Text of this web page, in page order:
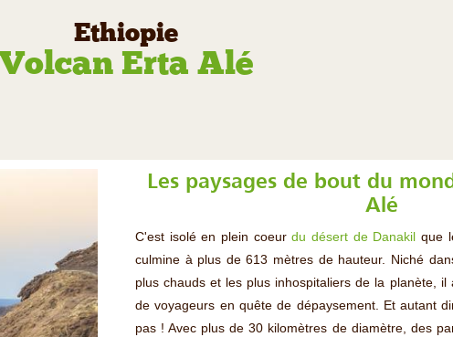
Ethiopie
Volcan Erta Alé
Les paysages de bout du
Alé
C'est isolé en plein coeurdu désert de Danakil que
culmine à plus de 613 mètres de hauteur. Niché
plus chauds et les plus inhospitaliers de la planète,
de voyageurs en quête de dépaysement. Et autant
pas ! Avec plus de 30 kilomètres de diamètre, des